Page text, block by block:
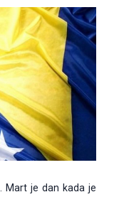
Mart je dan kada je